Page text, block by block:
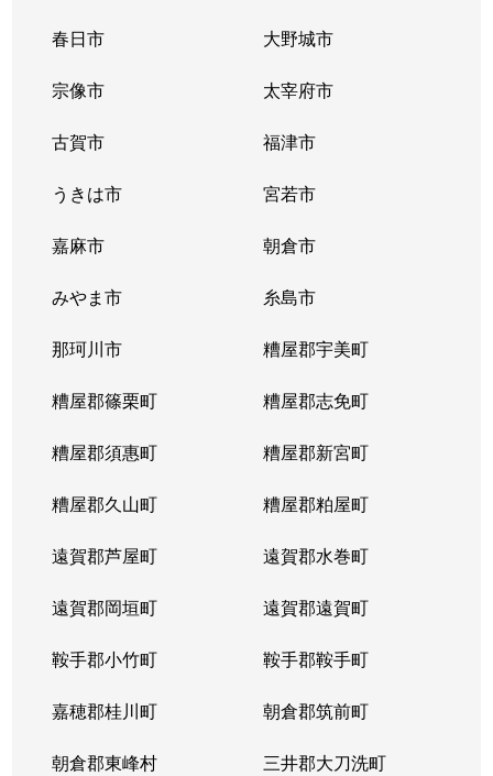
春日市 大野城市
宗像市 太宰府市
古賀市 福津市
うきは市 宮若市
嘉麻市 朝倉市
みやま市 糸島市
那珂川市 糟屋郡宇美町
糟屋郡篠栗町 糟屋郡志免町
糟屋郡須惠町 糟屋郡新宮町
糟屋郡久山町 糟屋郡粕屋町
遠賀郡芦屋町 遠賀郡水巻町
遠賀郡岡垣町 遠賀郡遠賀町
鞍手郡小竹町 鞍手郡鞍手町
嘉穂郡桂川町 朝倉郡筑前町
朝倉郡東峰村 三井郡大刀洗町